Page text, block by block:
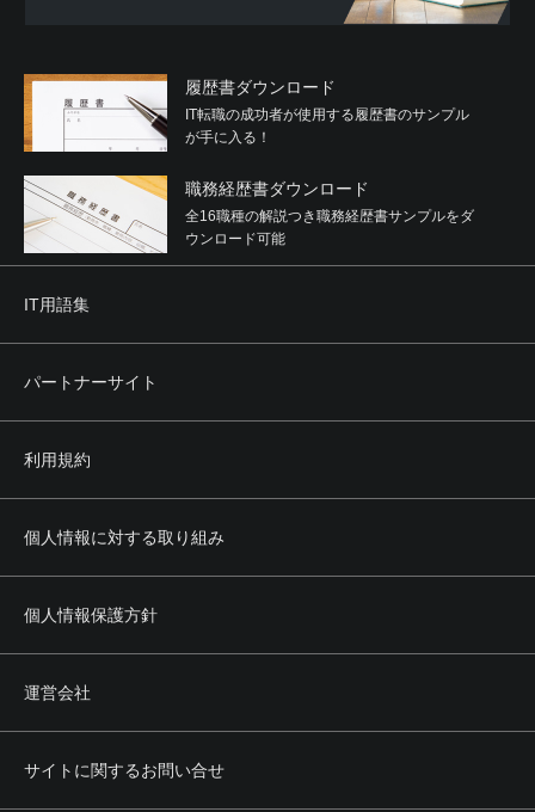
履歴書ダウンロード
IT転職の成功者が使用する履歴書のサンプル
が手に入る！
職務経歴書ダウンロード
全16職種の解説つき職務経歴書サンプルをダ
ウンロード可能
IT用語集
パートナーサイト
利用規約
個人情報に対する取り組み
個人情報保護方針
運営会社
サイトに関するお問い合せ